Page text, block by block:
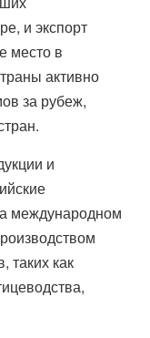
и экспорт
место в
активно
за рубеж,
и
международном
таких как